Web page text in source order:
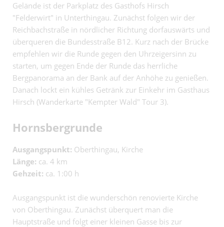
Gelände ist der Parkplatz des Gasthofs Hirsch
"Felderwirt" in Unterthingau. Zunächst folgen wir der
Reichbachstraße in nördlicher Richtung dorfauswärts und
überqueren die Bundesstraße B12. Kurz nach der Brücke
empfehlen wir die Runde gegen den Uhrzeigersinn zu
starten, um gegen Ende der Runde das herrliche
Bergpanorama an der Bank auf der Anhöhe zu genießen.
Danach lockt ein kühles Getränk zur Einkehr im Gasthaus
Hirsch (Wanderkarte "Kempter Wald" Tour 3).
Hornsbergrunde
Ausgangspunkt: Oberthingau, Kirche
Länge: ca. 4 km
Gehzeit: ca. 1:00 h
Ausgangspunkt ist die wunderschön renovierte Kirche
von Oberthingau. Zunächst überquert man die
Hauptstraße und folgt einer kleinen Gasse bis zur